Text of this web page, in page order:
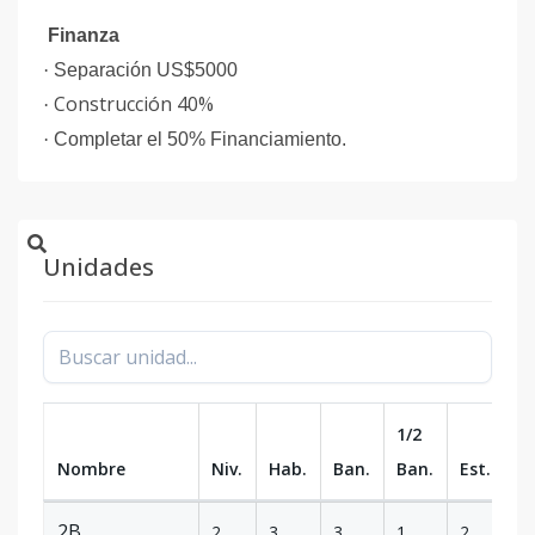
Finanza
· Separación US$5000
· Construcción 40%
· Completar el 50% Financiamiento.
Unidades
Nombre Niv. Hab. Ban.
1/2
Ban.
Est.